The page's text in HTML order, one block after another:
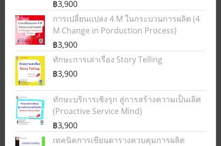
฿3,900
การเปลี่ยนแปลง 4 M ในกระบวนการผลิต (4
M Change in Porduction Process)
฿3,900
ทักษะการเล่าเรื่อง Story Telling
฿3,900
ทักษะบริการเชิงรุก สู่การสร้างความเป็นเลิศ
(Proactive Service Mind)
฿3,900
เทคนิคการเขียนตารางควบคุมการผลิต